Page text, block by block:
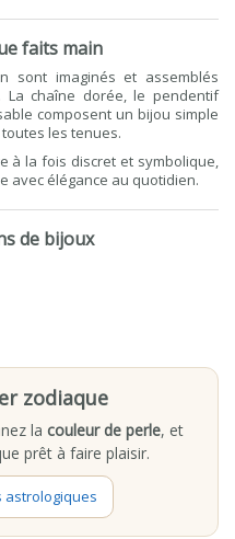
faits main
sont imaginés et assemblés
La chaîne dorée, le pendentif
composent un bijou simple
les tenues.
à la fois discret et symbolique,
avec élégance au quotidien.
de bijoux
zodiaque
la couleur de perle, et
prêt à faire plaisir.
astrologiques